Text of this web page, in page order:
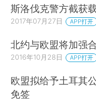
斯洛伐克警方截获
2017年07月27日 APP打开
北约与欧盟将加强
2016年10月28日 APP打开
欧盟拟给予土耳其
免签